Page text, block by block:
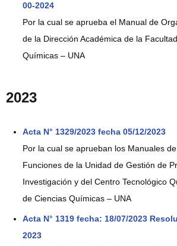
00-2024
Por la cual se aprueba el Manual de
de la Dirección Académica de la
Químicas – UNA
2023
Acta N° 1329/2023 fecha 05/12/2023
Por la cual se aprueban los Manuales
Funciones de la Unidad de Gestión de
Investigación y del Centro Tecnológico
de Ciencias Químicas – UNA
Acta N° 1319 fecha: 18/07/2023
2023